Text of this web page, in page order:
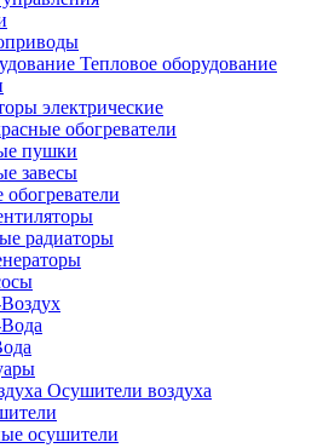
Тепловое оборудование
электрические
обогреватели
пушки
завесы
обогреватели
радиаторы
Осушители воздуха
осушители